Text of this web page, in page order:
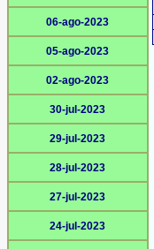
06-ago-2023
05-ago-2023
02-ago-2023
30-jul-2023
29-jul-2023
28-jul-2023
27-jul-2023
24-jul-2023